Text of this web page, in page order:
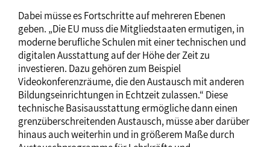
Dabei müsse es Fortschritte auf mehreren Ebenen
geben. „Die EU muss die Mitgliedstaaten ermutigen, in
moderne berufliche Schulen mit einer technischen und
digitalen Ausstattung auf der Höhe der Zeit zu
investieren. Dazu gehören zum Beispiel
Videokonferenzräume, die den Austausch mit anderen
Bildungseinrichtungen in Echtzeit zulassen.“ Diese
technische Basisausstattung ermögliche dann einen
grenzüberschreitenden Austausch, müsse aber darüber
hinaus auch weiterhin und in größerem Maße durch